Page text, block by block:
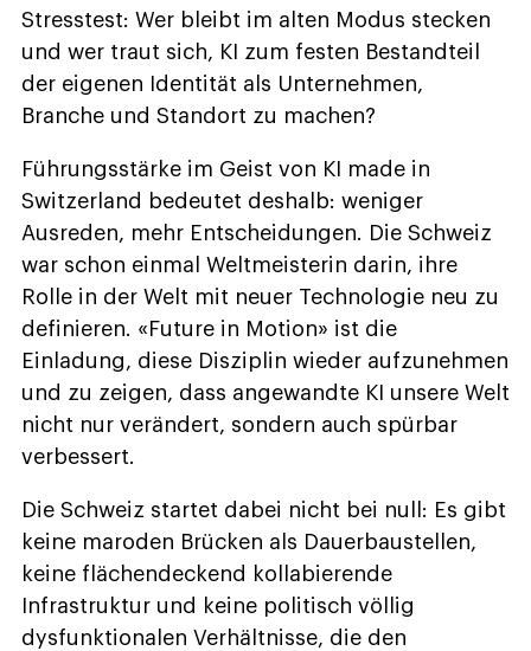
Stresstest: Wer bleibt im alten Modus stecken
und wer traut sich, KI zum festen Bestandteil
der eigenen Identität als Unternehmen,
Branche und Standort zu machen?
Führungsstärke im Geist von KI made in
Switzerland bedeutet deshalb: weniger
Ausreden, mehr Entscheidungen. Die Schweiz
war schon einmal Weltmeisterin darin, ihre
Rolle in der Welt mit neuer Technologie neu zu
definieren. «Future in Motion» ist die
Einladung, diese Disziplin wieder aufzunehmen
und zu zeigen, dass angewandte KI unsere Welt
nicht nur verändert, sondern auch spürbar
verbessert.
Die Schweiz startet dabei nicht bei null: Es gibt
keine maroden Brücken als Dauerbaustellen,
keine flächendeckend kollabierende
Infrastruktur und keine politisch völlig
dysfunktionalen Verhältnisse, die den